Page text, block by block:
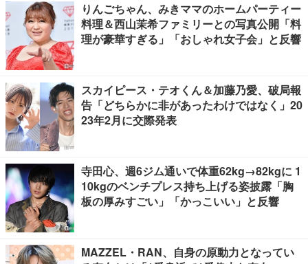
りんごちゃん、みきママのホームパーティー
料理＆西山茉希ファミリーとの写真公開「料
理が豪華すぎる」「おしゃれ女子会」と反響
スカイピース・テオくん＆加藤乃愛、破局報
告「どちらかに非があったわけではなく」20
23年2月に交際発表
寺田心、週6ジム通いで体重62kg→82kgに 1
10kgのベンチプレス持ち上げる姿披露「胸
板の厚みすごい」「かっこいい」と反響
MAZZEL・RAN、自身の原動力となってい